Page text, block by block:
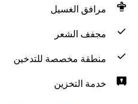
مرافق الغسيل
مجفف الشعر
منطقة مخصصة للتدخين
خدمة التخزين